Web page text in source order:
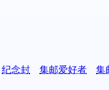
纪念封 集邮爱好者 集